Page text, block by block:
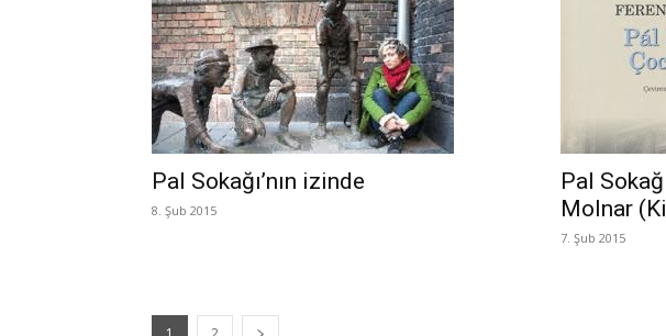
Pal Sokağı’nın izinde
8. Şub 2015
Pal
Molnar
7. Şub 2015